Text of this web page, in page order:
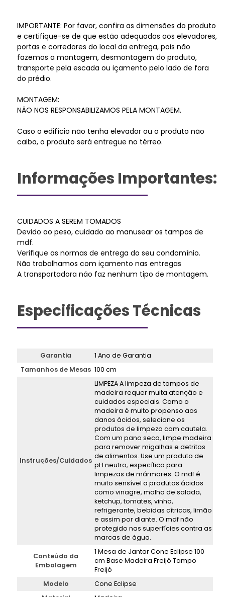
IMPORTANTE: Por favor, confira as dimensões do produto
e certifique-se de que estão adequadas aos elevadores,
portas e corredores do local da entrega, pois não
fazemos a montagem, desmontagem do produto,
transporte pela escada ou içamento pelo lado de fora
do prédio.
MONTAGEM:
NÃO NOS RESPONSABILIZAMOS PELA MONTAGEM.
Caso o edifício não tenha elevador ou o produto não
caiba, o produto será entregue no térreo.
Informações Importantes:
CUIDADOS A SEREM TOMADOS
Devido ao peso, cuidado ao manusear os tampos de
mdf.
Verifique as normas de entrega do seu condomínio.
Não trabalhamos com içamento nas entregas
A transportadora não faz nenhum tipo de montagem.
Especificações Técnicas
Garantia
1 Ano de Garantia
Tamanhos de Mesas 100 cm
Instruções/Cuidados
LIMPEZA A limpeza de tampos de
madeira requer muita atenção e
cuidados especiais. Como o
madeira é muito propenso aos
danos ácidos, selecione os
produtos de limpeza com cautela.
Com um pano seco, limpe madeira
para remover migalhas e detritos
de alimentos. Use um produto de
pH neutro, específico para
limpezas de mármores. O mdf é
muito sensível a produtos ácidos
como vinagre, molho de salada,
ketchup, tomates, vinho,
refrigerante, bebidas cítricas, limão
e assim por diante. O mdf não
protegido nas superfícies contra as
marcas de água.
Conteúdo da
Embalagem
1 Mesa de Jantar Cone Eclipse 100
cm Base Madeira Freijó Tampo
Freijó
Modelo
Cone Eclipse